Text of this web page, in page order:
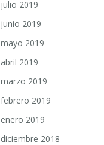
julio 2019
junio 2019
mayo 2019
abril 2019
marzo 2019
febrero 2019
enero 2019
diciembre 2018